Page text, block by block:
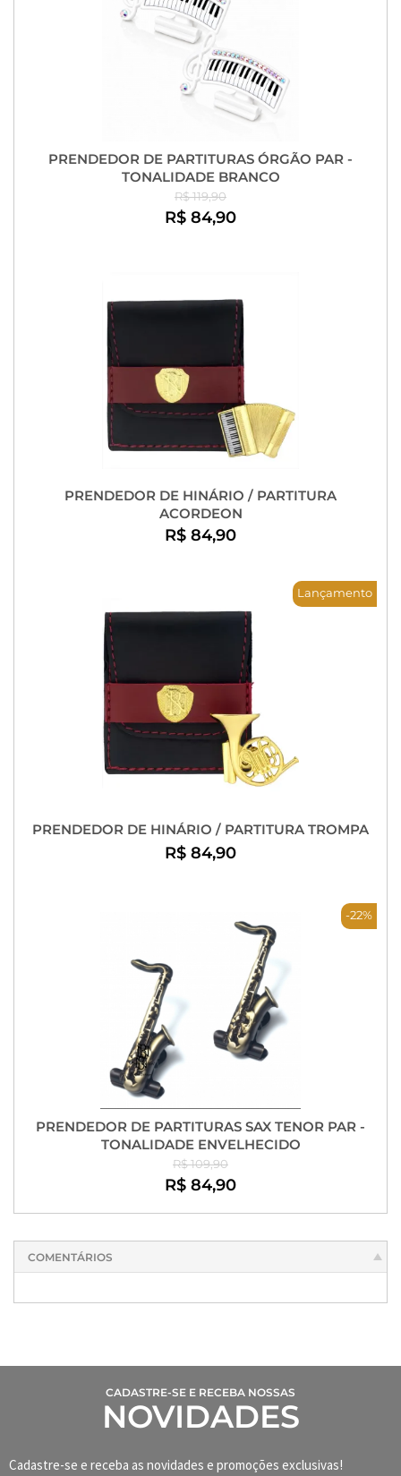
PRENDEDOR DE PARTITURAS ÓRGÃO PAR -
TONALIDADE BRANCO
R$ 119,90
R$ 84,90
PRENDEDOR DE HINÁRIO / PARTITURA
ACORDEON
R$ 84,90
Lançamento
PRENDEDOR DE HINÁRIO / PARTITURA TROMPA
R$ 84,90
-22%
PRENDEDOR DE PARTITURAS SAX TENOR PAR -
TONALIDADE ENVELHECIDO
R$ 109,90
R$ 84,90
COMENTÁRIOS
CADASTRE-SE E RECEBA NOSSAS
NOVIDADES
Cadastre-se e receba as novidades e promoções exclusivas!